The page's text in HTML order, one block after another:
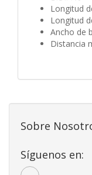
Longitud
Longitud
Ancho de
Distancia
Sobre
Síguenos en: